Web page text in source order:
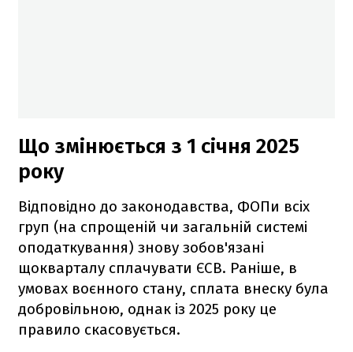
Що змінюється з 1 січня 2025
року
Відповідно до законодавства, ФОПи всіх
груп (на спрощеній чи загальній системі
оподаткування) знову зобов'язані
щокварталу сплачувати ЄСВ. Раніше, в
умовах воєнного стану, сплата внеску була
добровільною, однак із 2025 року це
правило скасовується.